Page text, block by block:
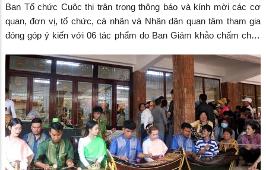
Ban Tổ chức Cuộc thi trân trọng thông báo và kính mời các cơ
quan, đơn vị, tổ chức, cá nhân và Nhân dân quan tâm tham gia
đóng góp ý kiến với 06 tác phẩm do Ban Giám khảo chấm chọn
chọn biểu trưng (logo) của tỉnh An Giang.